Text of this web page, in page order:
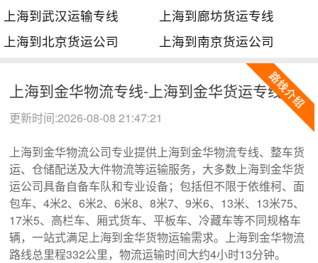
上海到武汉运输专线
上海到廊坊货运专线
上海到北京货运公司
上海到南京货运公司
上海到金华物流专线-上海到金华货运专线
更新时间:2026-08-08 21:47:21
上海到金华物流公司专业提供上海到金华物流专线、整车货
运、仓储配送及大件物流等运输服务，大多数上海到金华货
运公司具备自备车队和专业设备；包括但不限于依维柯、面
包车、4米2、6米2、6米8、8米7、9米6、13米、13米75、
17米5、高栏车、厢式货车、平板车、冷藏车等不同规格车
辆，一站式满足上海到金华货物运输需求。上海到金华物流
路线总里程332公里，物流运输时间大约4小时13分钟。